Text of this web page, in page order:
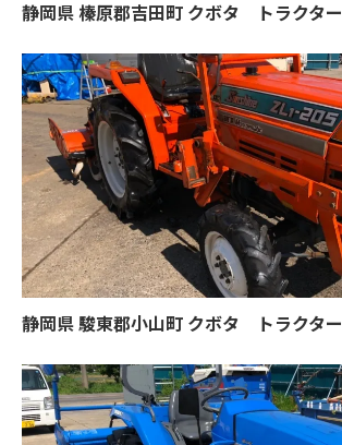
静岡県 榛原郡吉田町 クボタ トラクター
静岡県 駿東郡小山町 クボタ トラクター